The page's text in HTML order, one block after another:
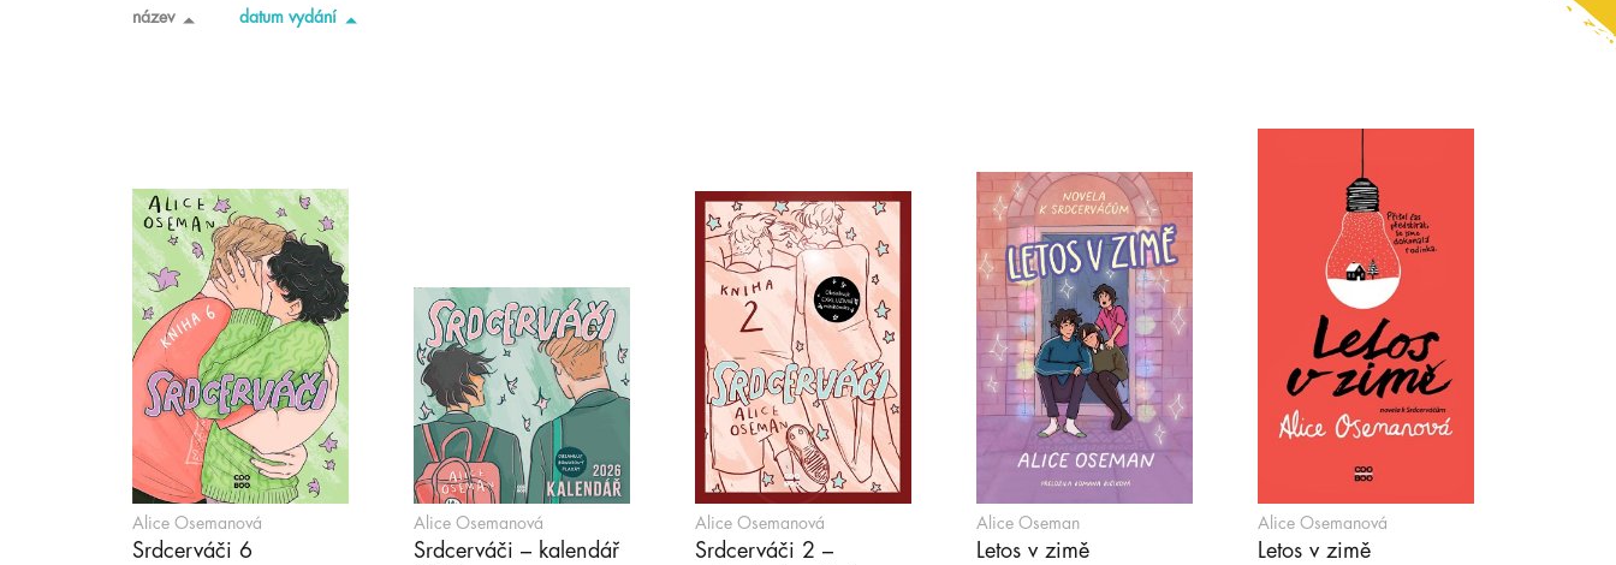
název datum vydání
Alice Osemanová
Srdcerváči 6
Alice Osemanová
Srdcerváči – kalendář
Alice Osemanová
Srdcerváči 2 –
Alice Oseman
Letos v zimě
Alice Osemanová
Letos v zimě